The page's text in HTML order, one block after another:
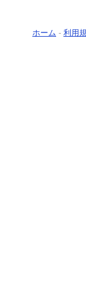
ホーム - 利用